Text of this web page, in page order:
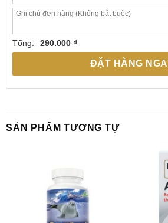
Tổng: 290.000 ₫
ĐẶT HÀNG
SẢN PHẨM TƯƠNG TỰ